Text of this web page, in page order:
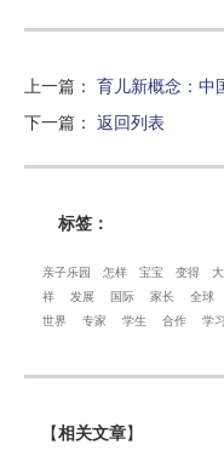
上一篇 ： 育儿新概念：中
下一篇 ： 返回列表
标签：
亲子乐园 怎样 宝宝 变得
祥
发展 国际 家长 全球
世界
专家 学生 合作 学习
【相关文章】